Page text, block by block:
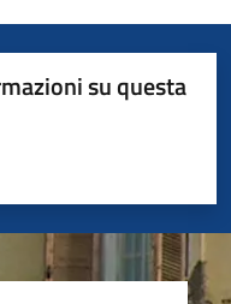
su questa